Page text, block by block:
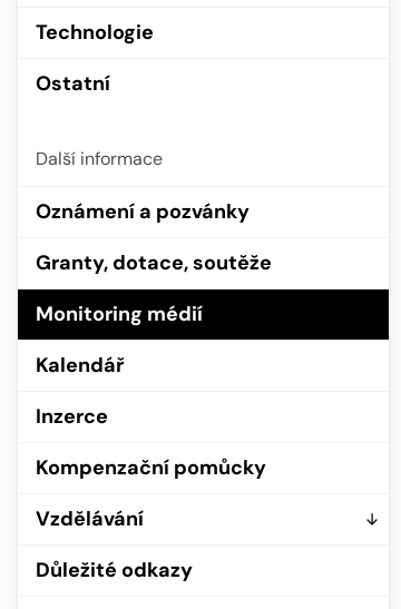
Technologie
Ostatní
Další informace
Oznámení a pozvánky
Granty, dotace, soutěže
Monitoring médií
Kalendář
Inzerce
Kompenzační pomůcky
Vzdělávání
Důležité odkazy